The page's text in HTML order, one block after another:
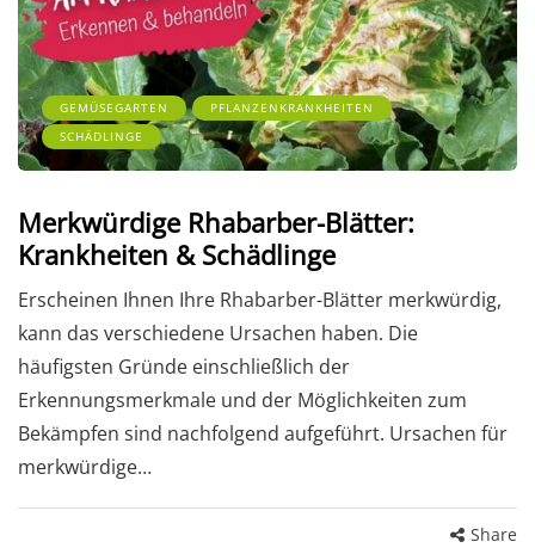
GEMÜSEGARTEN
PFLANZENKRANKHEITEN
SCHÄDLINGE
Merkwürdige Rhabarber-Blätter:
Krankheiten & Schädlinge
Erscheinen Ihnen Ihre Rhabarber-Blätter merkwürdig,
kann das verschiedene Ursachen haben. Die
häufigsten Gründe einschließlich der
Erkennungsmerkmale und der Möglichkeiten zum
Bekämpfen sind nachfolgend aufgeführt. Ursachen für
merkwürdige…
Share